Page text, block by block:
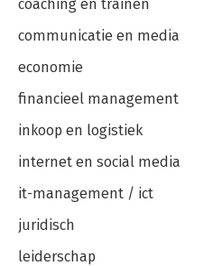
coaching en trainen
communicatie en media
economie
financieel management
inkoop en logistiek
internet en social media
it-management / ict
juridisch
leiderschap